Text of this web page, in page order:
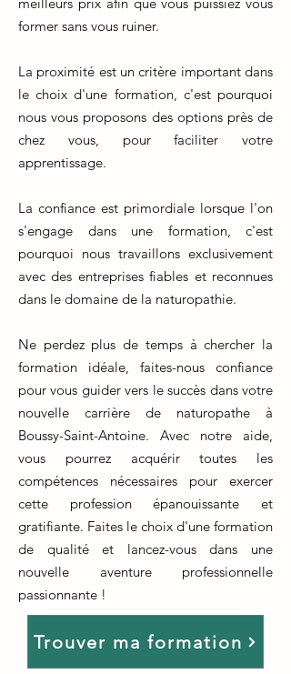
former sans vous ruiner.
La proximité est un critère important dans
le choix d'une formation, c'est pourquoi
nous vous proposons des options près de
chez vous, pour faciliter votre
apprentissage.
La confiance est primordiale lorsque l'on
s'engage dans une formation, c'est
pourquoi nous travaillons exclusivement
avec des entreprises fiables et reconnues
dans le domaine de la naturopathie.
Ne perdez plus de temps à chercher la
formation idéale, faites-nous confiance
pour vous guider vers le succès dans votre
nouvelle carrière de naturopathe à
Boussy-Saint-Antoine. Avec notre aide,
vous pourrez acquérir toutes les
compétences nécessaires pour exercer
cette profession épanouissante et
gratifiante. Faites le choix d'une formation
de qualité et lancez-vous dans une
nouvelle aventure professionnelle
passionnante !
Trouver ma formation